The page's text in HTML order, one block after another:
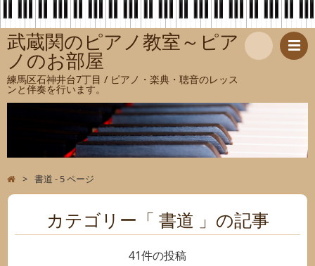
武蔵関のピアノ教室～ピア
ノのお部屋
練馬区石神井台7丁目 / ピアノ・楽典・聴音のレッス
ンと伴奏を行います。
索
> 書道 - 5 ページ
カテゴリー「 書道 」の記事
41件の投稿